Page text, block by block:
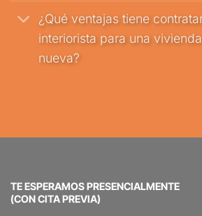
¿Qué ventajas tiene
interiorista para una
nueva?
TE ESPERAMOS PRESENCIALMENTE
(CON CITA PREVIA)